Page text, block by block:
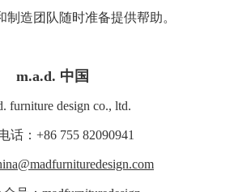
制造团队随时准备提供帮助。
m.a.d. 中国
furniture design co., ltd.
话：+86 755 82090941